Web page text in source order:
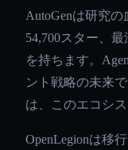
AutoGenは研究の
54,700スター、
を持ちます。
ント戦略の未来
は、このエコシ
OpenLegionは移